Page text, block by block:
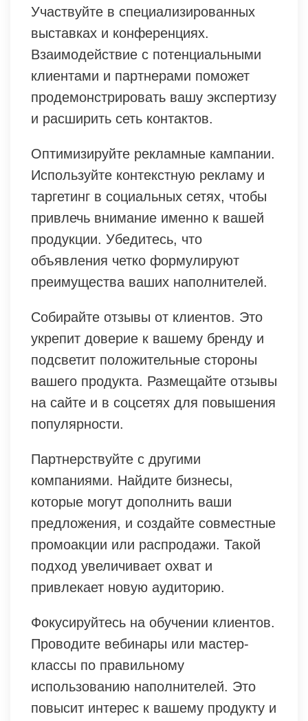
Участвуйте в специализированных
выставках и конференциях.
Взаимодействие с потенциальными
клиентами и партнерами поможет
продемонстрировать вашу экспертизу
и расширить сеть контактов.
Оптимизируйте рекламные кампании.
Используйте контекстную рекламу и
таргетинг в социальных сетях, чтобы
привлечь внимание именно к вашей
продукции. Убедитесь, что
объявления четко формулируют
преимущества ваших наполнителей.
Собирайте отзывы от клиентов. Это
укрепит доверие к вашему бренду и
подсветит положительные стороны
вашего продукта. Размещайте отзывы
на сайте и в соцсетях для повышения
популярности.
Партнерствуйте с другими
компаниями. Найдите бизнесы,
которые могут дополнить ваши
предложения, и создайте совместные
промоакции или распродажи. Такой
подход увеличивает охват и
привлекает новую аудиторию.
Фокусируйтесь на обучении клиентов.
Проводите вебинары или мастер-
классы по правильному
использованию наполнителей. Это
повысит интерес к вашему продукту и